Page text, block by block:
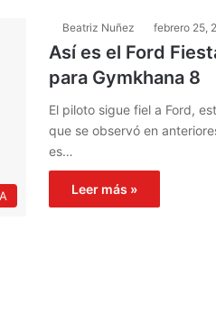
Beatriz Nuñez febrero 25,
Así es el Ford
para Gymkhana 8
El piloto sigue fiel a Ford,
que se observó en
es…
Leer más »